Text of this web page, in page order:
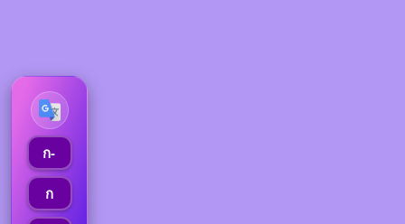
ก-
ก